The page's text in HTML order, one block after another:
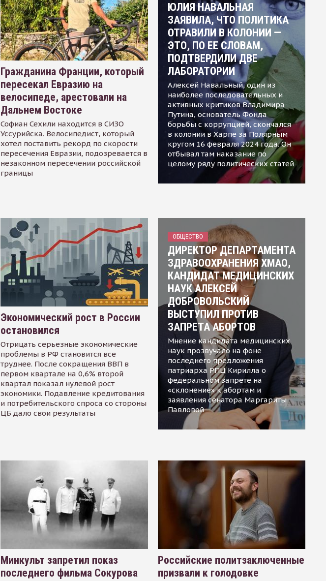
Гражданина Франции, который
пересекал Евразию на
велосипеде, арестовали на
Дальнем Востоке
Софиан Сехили находится в СИЗО
Уссурийска. Велосипедист, который
хотел поставить рекорд по скорости
пересечения Евразии, подозревается в
незаконном пересечении российской
границы
ЮЛИЯ НАВАЛЬНАЯ
ЗАЯВИЛА, ЧТО ПОЛИТИКА
ОТРАВИЛИ В КОЛОНИИ —
ЭТО, ПО ЕЕ СЛОВАМ,
ПОДТВЕРДИЛИ ДВЕ
ЛАБОРАТОРИИ
Алексей Навальный, один из
наиболее последовательных и
активных критиков Владимира
Путина, основатель Фонда
борьбы с коррупцией, скончался
в колонии в Харпе за Полярным
кругом 16 февраля 2024 года. Он
отбывал там наказание по
целому ряду политических статей
Экономический рост в России
остановился
Отрицать серьезные экономические
проблемы в РФ становится все
труднее. После сокращения ВВП в
первом квартале на 0,6% второй
квартал показал нулевой рост
экономики. Подавление кредитования
и потребительского спроса со стороны
ЦБ дало свои результаты
ОБЩЕСТВО
ДИРЕКТОР ДЕПАРТАМЕНТА
ЗДРАВООХРАНЕНИЯ ХМАО,
КАНДИДАТ МЕДИЦИНСКИХ
НАУК АЛЕКСЕЙ
ДОБРОВОЛЬСКИЙ
ВЫСТУПИЛ ПРОТИВ
ЗАПРЕТА АБОРТОВ
Мнение кандидата медицинских
наук прозвучало на фоне
последнего предложения
патриарха РПЦ Кирилла о
федеральном запрете на
«склонение» к абортам и
заявления сенатора Маргариты
Павловой
Минкульт запретил показ
последнего фильма Сокурова
Российские политзаключенные
призвали к голодовке